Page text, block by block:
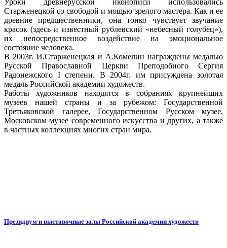
Старженецкой со свободой и мощью зрелого мастера. Как и ее
древние предшественники, она тонко чувствует звучание
красок (здесь и известный рублевский «небесный голубец»),
их непосредственное воздействие на эмоциональное
состояние человека.
В 2003г. И.Старженецкая и А.Комелин награждены медалью
Русской Православной Церкви Преподобного Сергия
Радонежского I степени. В 2004г. им присуждена золотая
медаль Российской академии художеств.
Работы художников находятся в собраниях крупнейших
музеев нашей страны и за рубежом: Государственной
Третьяковской галерее, Государственном Русском музее,
Московском музее современного искусства и других, а также
в частных коллекциях многих стран мира.
Президиум и выставочные залы Российской академии художеств